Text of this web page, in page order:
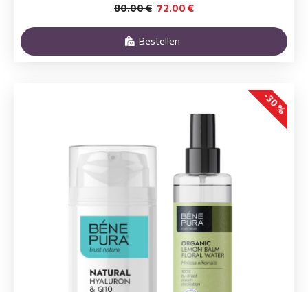
72.00 €
80.00 €
Bestellen
-30 %